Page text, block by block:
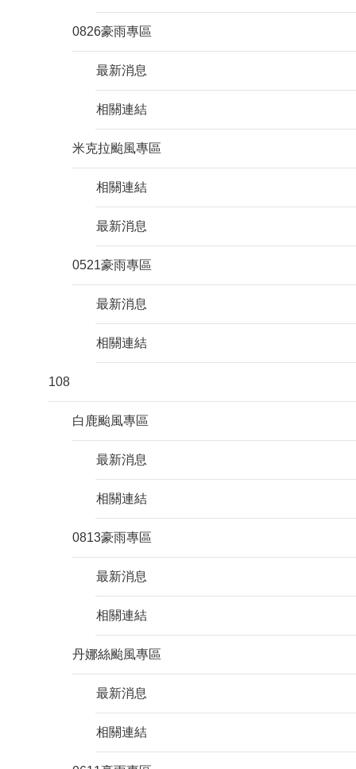
0826豪雨專區
最新消息
相關連結
米克拉颱風專區
相關連結
最新消息
0521豪雨專區
最新消息
相關連結
108
白鹿颱風專區
最新消息
相關連結
0813豪雨專區
最新消息
相關連結
丹娜絲颱風專區
最新消息
相關連結